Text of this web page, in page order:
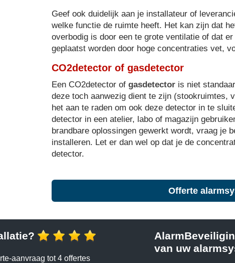
Geef ook duidelijk aan je installateur of
welke functie de ruimte heeft. Het kan zijn dat
overbodig is door een te grote ventilatie of dat
geplaatst worden door hoge concentraties vet,
CO2detector of gasdetector
Een CO2detector of gasdetector is niet
deze toch aanwezig dient te zijn (stookruimtes,
het aan te raden om ook deze detector in te
detector in een atelier, labo of magazijn
brandbare oplossingen gewerkt wordt, vraag je
installeren. Let er dan wel op dat je de
detector.
Offerte
aanvraag tot 4 offertes
van uw